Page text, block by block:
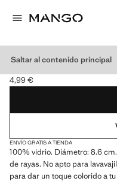
Saltar al contenido principal
VASO VIDRIO RAYAS
Precio actual [4,99 € ]
4,99 €
Selecciona un color
ENVÍO GRATIS A TIENDA
100% vidrio. Diámetro: 8.6
de rayas. No apto para
para dar un toque colorido a